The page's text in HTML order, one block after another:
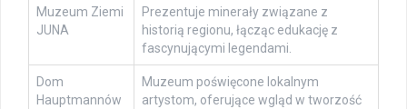
Muzeum Ziemi
JUNA
Prezentuje minerały związane z
historią regionu, łącząc edukację z
fascynującymi legendami.
Dom
Hauptmannów
Muzeum poświęcone lokalnym
artystom, oferujące wgląd w tworzość